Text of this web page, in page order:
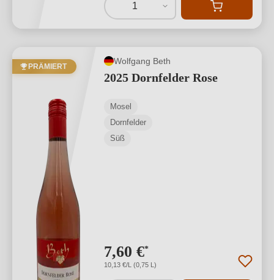
1
PRÄMIERT
Wolfgang Beth
2025 Dornfelder Rose
Mosel
Dornfelder
Süß
7,60 €*
10,13 €/L (0,75 L)